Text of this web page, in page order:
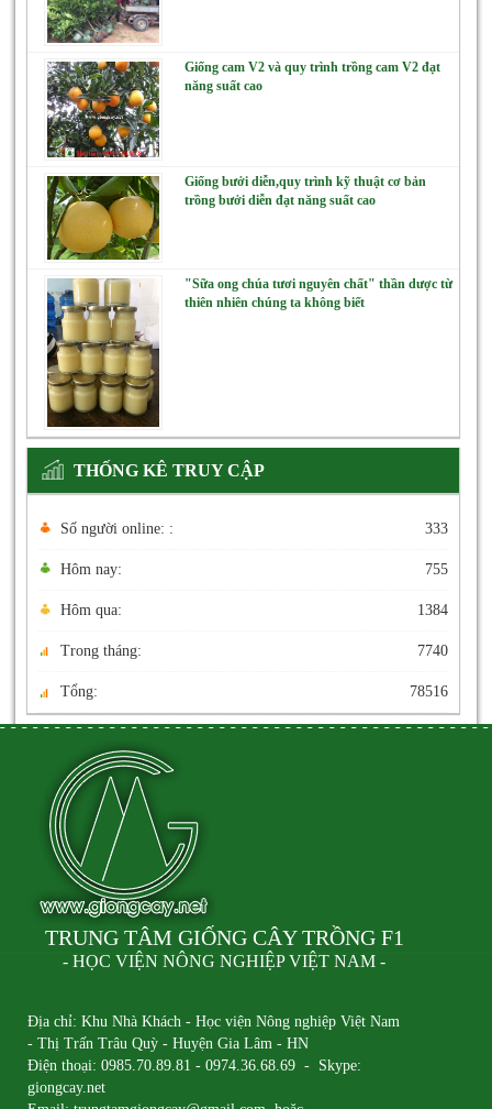
Giống cam V2 và quy trình trồng cam V2 đạt
năng suất cao
Giống bưởi diễn,quy trình kỹ thuật cơ bản
trồng bưởi diễn đạt năng suất cao
"Sữa ong chúa tươi nguyên chất" thần dược từ
thiên nhiên chúng ta không biết
THỐNG KÊ TRUY CẬP
Số người online: : 333
Hôm nay: 755
Hôm qua: 1384
Trong tháng: 7740
Tổng: 78516
TRUNG TÂM GIỐNG CÂY TRỒNG F1
- HỌC VIỆN NÔNG NGHIỆP VIỆT NAM -
Địa chỉ: Khu Nhà Khách - Học viện Nông nghiệp Việt Nam
- Thị Trấn Trâu Quỳ - Huyện Gia Lâm - HN
Điện thoại: 0985.70.89.81 - 0974.36.68.69 - Skype:
giongcay.net